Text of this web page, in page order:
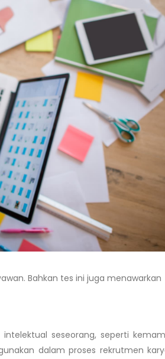
Bahkan tes ini juga menawarkan
seseorang, seperti
dalam proses rekrutmen